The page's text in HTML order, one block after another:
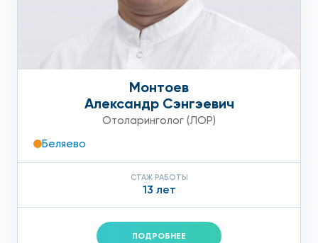
Монтоев
Александр Сэнгэевич
Отоларинголог (ЛОР)
Беляево
СТАЖ РАБОТЫ
13 лет
ПОДРОБНЕЕ